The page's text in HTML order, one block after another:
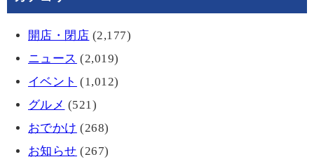
開店・閉店 (2,177)
ニュース (2,019)
イベント (1,012)
グルメ (521)
おでかけ (268)
お知らせ (267)